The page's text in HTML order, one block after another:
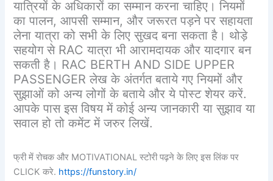
यात्रियों के अधिकारों का सम्मान करना चाहिए। नियमों
का पालन, आपसी सम्मान, और जरूरत पड़ने पर सहायता
लेना यात्रा को सभी के लिए सुखद बना सकता है। थोड़े
सहयोग से RAC यात्रा भी आरामदायक और यादगार बन
सकती है। RAC BERTH AND SIDE UPPER
PASSENGER लेख के अंतर्गत बताये गए नियमों और
सुझाओं को अन्य लोगों के बताये और ये पोस्ट शेयर करें.
आपके पास इस विषय में कोई अन्य जानकारी या सुझाव या
सवाल हो तो कमेंट में जरुर लिखें.
फ्री में रोचक और MOTIVATIONAL स्टोरी पढ़ने के लिए इस लिंक पर
CLICK करे. https://funstory.in/